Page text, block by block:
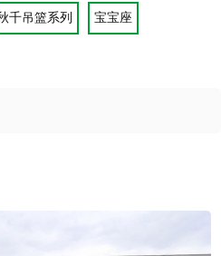
千吊篮系列 宝宝座